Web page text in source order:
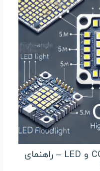
تفاوت پروژکتور SMD با COB و LED – راهنمای